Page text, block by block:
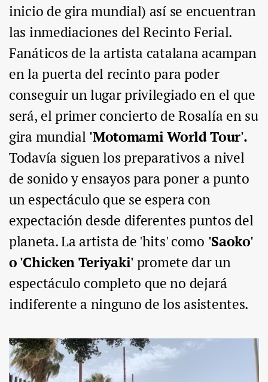
inicio de gira mundial) así se encuentran
las inmediaciones del Recinto Ferial.
Fanáticos de la artista catalana acampan
en la puerta del recinto para poder
conseguir un lugar privilegiado en el que
será, el primer concierto de Rosalía en su
gira mundial 'Motomami World Tour'.
Todavía siguen los preparativos a nivel
de sonido y ensayos para poner a punto
un espectáculo que se espera con
expectación desde diferentes puntos del
planeta. La artista de 'hits' como 'Saoko'
o 'Chicken Teriyaki'promete dar un
espectáculo completo que no dejará
indiferente a ninguno de los asistentes.